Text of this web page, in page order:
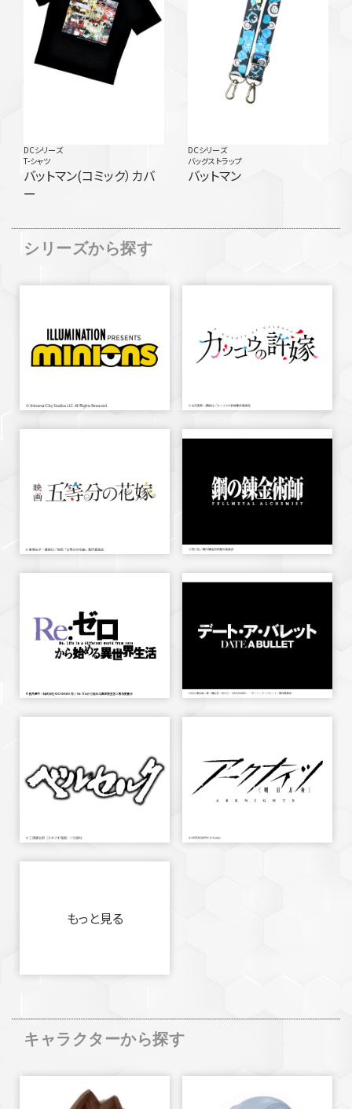
DCシリーズ
T-シャツ
バットマン(コミック）カバ
ー
DCシリーズ
バッグストラップ
バットマン
シリーズから探す
もっと見る
キャラクターから探す